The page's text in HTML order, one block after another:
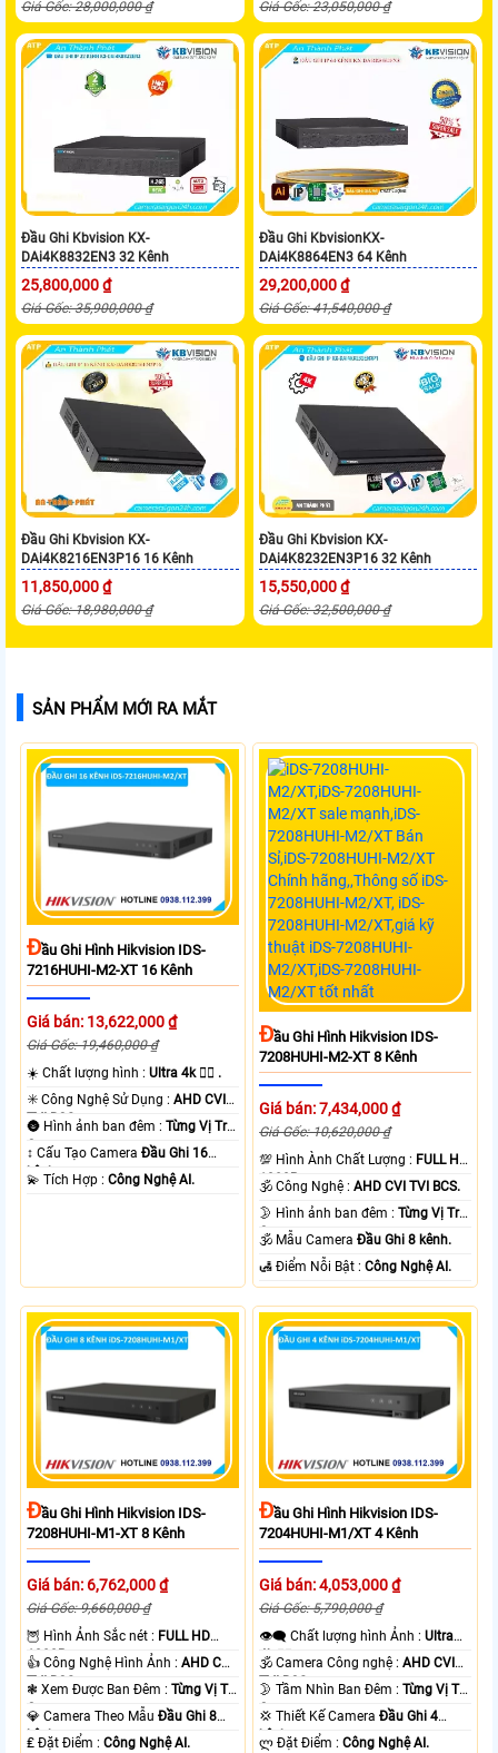
Giá Gốc: 28,000,000 ₫ Giá Gốc: 23,050,000 ₫
Đầu Ghi Kbvision KX-
DAi4K8832EN3 32 Kênh
25,800,000 ₫
Giá Gốc: 35,900,000 ₫
Đầu Ghi KbvisionKX-
DAi4K8864EN3 64 Kênh
29,200,000 ₫
Giá Gốc: 41,540,000 ₫
Đầu Ghi Kbvision KX-
DAi4K8216EN3P16 16 Kênh
11,850,000 ₫
Giá Gốc: 18,980,000 ₫
Đầu Ghi Kbvision KX-
DAi4K8232EN3P16 32 Kênh
15,550,000 ₫
Giá Gốc: 32,500,000 ₫
SẢN PHẨM MỚI RA MẮT
ĐẦu Ghi Hình Hikvision IDS-
7216HUHI-M2-XT 16 Kênh
Giá bán: 13,622,000 ₫
Giá Gốc: 19,460,000 ₫
☀️ Chất lượng hình :Ultra 4k 👍🏾 .
✳️ Công Nghệ Sử Dụng :AHD CVI
TVI BCS.
🌚 Hình ảnh ban đêm :Từng Vị Trí
Camera .
↕️ Cấu Tạo CameraĐầu Ghi 16
kênh.
️💫 Tích Hợp :Công Nghệ AI.
ĐẦu Ghi Hình Hikvision IDS-
7208HUHI-M2-XT 8 Kênh
Giá bán: 7,434,000 ₫
Giá Gốc: 10,620,000 ₫
💯 Hình Ành Chất Lượng : FULL HD
1080P .
🕉️ Công Nghệ :AHD CVI TVI BCS.
🌛 Hình ảnh ban đêm :Từng Vị Trí
Camera .
🕉️ Mẫu CameraĐầu Ghi 8 kênh.
️🛃 Điểm Nỗi Bật :Công Nghệ AI.
ĐẦu Ghi Hình Hikvision IDS-
7208HUHI-M1-XT 8 Kênh
Giá bán: 6,762,000 ₫
Giá Gốc: 9,660,000 ₫
🦉 Hình Ảnh Sắc nét : FULL HD
1080P .
👍 Công Nghệ Hình Ảnh :AHD CVI
TVI BCS.
❃ Xem Được Ban Đêm :Từng Vị Trí
Camera .
💎 Camera Theo MẫuĐầu Ghi 8
kênh.
️₤ Đặt Điểm :Công Nghệ AI.
ĐẦu Ghi Hình Hikvision IDS-
7204HUHI-M1/XT 4 Kênh
Giá bán: 4,053,000 ₫
Giá Gốc: 5,790,000 ₫
👁️‍🗨 Chất lượng hình Ảnh :Ultra
4k 👍🏾 .
🕉️ Camera Công nghệ :AHD CVI
TVI BCS.
🌛 Tầm Nhìn Ban Đêm :Từng Vị Trí
Camera .
💢 Thiết Kế CameraĐầu Ghi 4
kênh.
️ლ Đặt Điểm :Công Nghệ AI.